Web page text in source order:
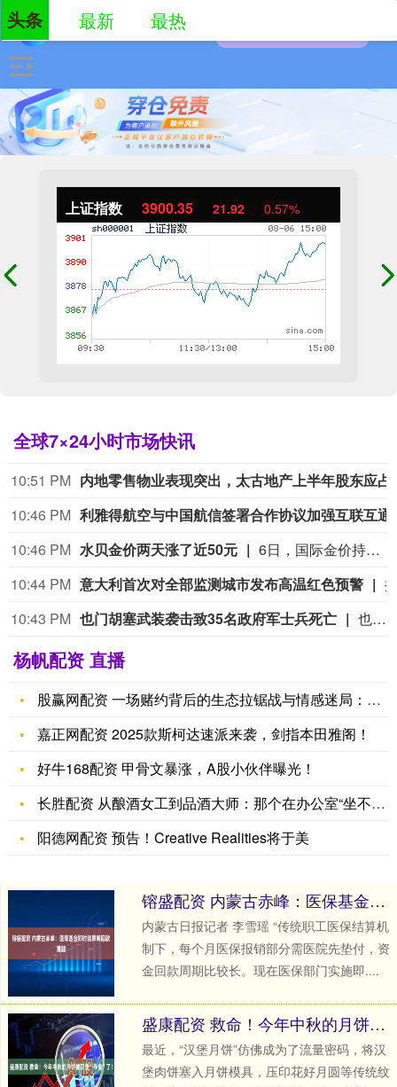
上证指数 3900.35 21.92 0.57%
全球7×24小时市场快讯
10:51 PM
10:46 PM
10:46 PM 水贝金价两天涨了近50元
6日，国际金价持续上涨，现货黄金盘中一度突破每盎司4300美元关口，创下七周以来新高。黄金期货价格也延续此前几个交易日的涨势。金价波动直接传导至国内黄金消费市场，深圳水贝黄金市场的批发报价这两天也应声上调。央视财经记者8月6日下午在深圳水贝市场看到，足金999首饰金的批发报价在1100元/克左右，比两天前上涨了近50元。记者了解到，与年初掀起的抢购潮相比，当下消费者的购金逻辑正在发生明显变化。面对金价波动，投资客普遍趋于保守，而婚庆刚需和保值型消费成为市场主力。与此同时，黄金回收和以旧换新业务呈现出明显的“冷热不均”。 （央视财经）
10:44 PM 意大利首次对全部监测城市发布高温红色预警
10:43 PM 也门胡塞武装袭击致35名政府军士兵死亡 也门政府军6日称，也门胡塞武装当天袭击该国东部马里卜省和哈德拉毛省的政府军军营和阵地，造成至少35名政府军士兵死亡、数十人受伤。 一名不愿透露姓名的官员说，也门胡塞武装在袭击中使用了无人机、弹道导弹等。部分伤者情况危急，死亡人数可能进一步上升。 也门紧急部队表示，袭击发生在政府军对该地区的犯罪网络和走私集团采取安全行动后。 也门胡塞武装尚未对袭击事件发表评论。 马里卜省是政府军的关键据点，也是也门主要的石油和天然气生产地。也门胡塞武装曾多次试图向该省首府推进，并曾与政府军在此激烈交战。(新华社)
杨帆配资 直播
股赢网配资 一场赌约背后的生态拉锯战与情感迷局：《不听话的女
嘉正网配资 2025款斯柯达速派来袭，剑指本田雅阁！
好牛168配资 甲骨文暴涨，A股小伙伴曝光！
长胜配资 从酿酒女工到品酒大师：那个在办公室“坐不住”的吴晓
阳德网配资 预告！Creative Realities将于美
镕盛配资 内蒙古赤峰：医保基金即时结算解回款难题
内蒙古日报记者 李雪瑶 “传统职工医保结算机
制下，每个月医保报销部分需医院先垫付，资
金回款周期比较长。现在医保部门实施即....
盛康配资 救命！今年中秋的月饼被汉堡“夺舍”了！
最近，“汉堡月饼”仿佛成为了流量密码，将汉
堡肉饼塞入月饼模具，压印花好月圆等传统纹
头条 最新 最热